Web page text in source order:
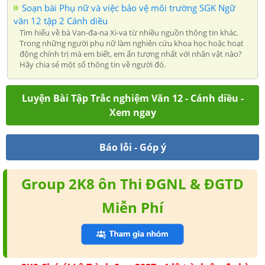
Soạn bài Phụ nữ và việc bảo vệ môi trường SGK Ngữ
văn 12 tập 2 Cánh diều
Tìm hiểu về bà Van-đa-na Xi-va từ nhiều nguồn thông tin khác.
Trong những người phụ nữ làm nghiên cứu khoa học hoặc hoạt
động chính trị mà em biết, em ấn tượng nhất với nhân vật nào?
Hãy chia sẻ một số thông tin về người đó.
Luyện Bài Tập Trắc nghiệm Văn 12 - Cánh diều -
Xem ngay
Báo lỗi - Góp ý
Group 2K8 ôn Thi ĐGNL & ĐGTD
Miễn Phí